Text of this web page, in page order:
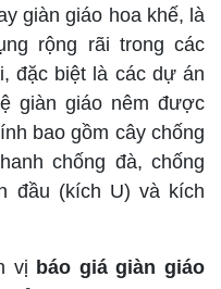
giàn giáo hoa khế, là
rộng rãi trong các
đặc biệt là các dự án
giàn giáo nêm được
bao gồm cây chống
chống đà, chống
đầu (kích U) và kích
vị báo giá giàn giáo